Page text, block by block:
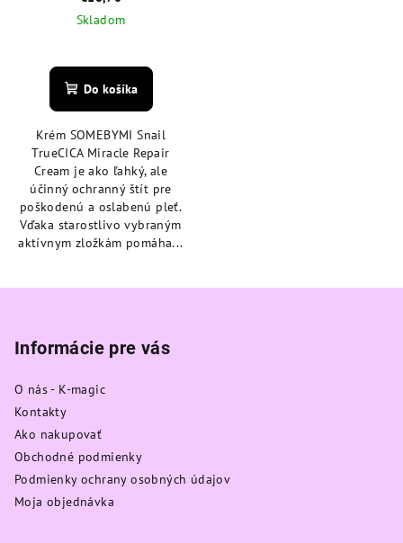
Skladom
hodnotenie
produktu
z
5
hviezdičiek.
Do košíka
Krém SOMEBYMI Snail
TrueCICA Miracle Repair
Cream je ako ľahký, ale
účinný ochranný štít pre
poškodenú a oslabenú pleť.
Vďaka starostlivo vybraným
aktívnym zložkám pomáha...
Informácie pre vás
O nás - K-magic
Kontakty
Ako nakupovať
Obchodné podmienky
Podmienky ochrany osobných údajov
Moja objednávka